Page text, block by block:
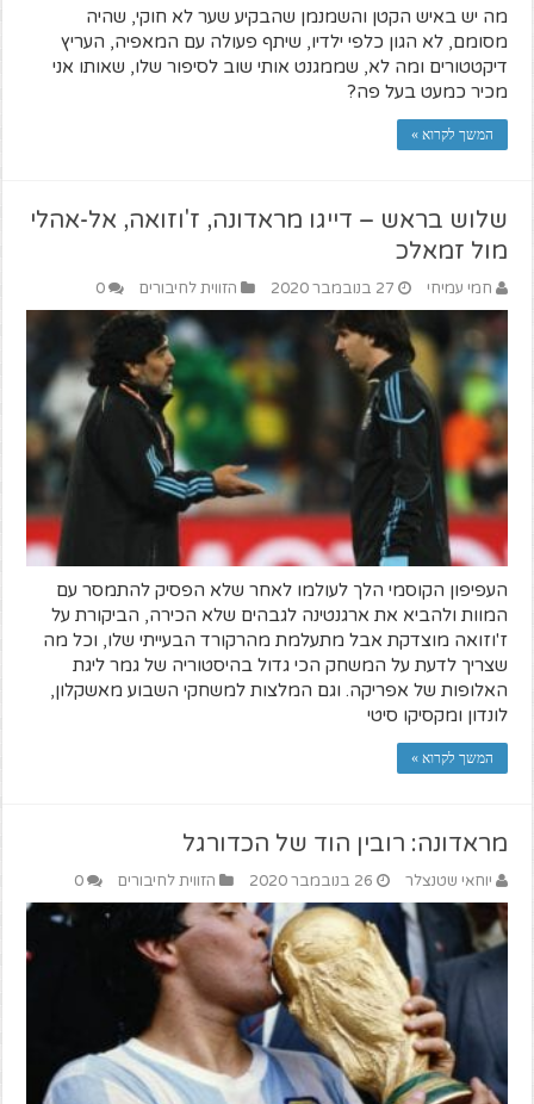
מה יש באיש הקטן והשמנמן שהבקיע שער לא חוקי, שהיה
מסומם, לא הגון כלפי ילדיו, שיתף פעולה עם המאפיה, העריץ
דיקטטורים ומה לא, שממגנט אותי שוב לסיפור שלו, שאותו אני
מכיר כמעט בעל פה?
המשך לקרוא »
שלוש בראש – דייגו מראדונה, ז'וזואה, אל-אהלי
מול זמאלכ
חמי עמיחי 27 בנובמבר 2020 הזווית לחיבורים 0
העפיפון הקוסמי הלך לעולמו לאחר שלא הפסיק להתמסר עם
המוות ולהביא את ארגנטינה לגבהים שלא הכירה, הביקורת על
ז'וזואה מוצדקת אבל מתעלמת מהרקורד הבעייתי שלו, וכל מה
שצריך לדעת על המשחק הכי גדול בהיסטוריה של גמר ליגת
האלופות של אפריקה. וגם המלצות למשחקי השבוע מאשקלון,
לונדון ומקסיקו סיטי
המשך לקרוא »
מראדונה: רובין הוד של הכדורגל
יוחאי שטנצלר 26 בנובמבר 2020 הזווית לחיבורים 0